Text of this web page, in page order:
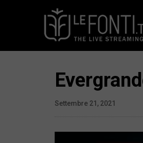
Settembre 21, 2021